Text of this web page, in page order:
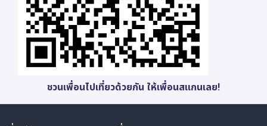
ชวนเพื่อนไปเที่ยวด้วยกัน ให้เพื่อนสแกนเลย!